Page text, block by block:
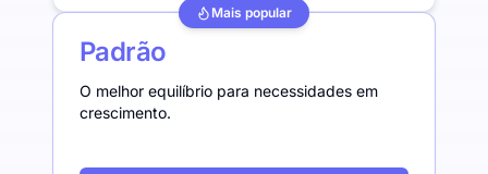
Mais popular
Padrão
O melhor equilíbrio para necessidades em
crescimento.